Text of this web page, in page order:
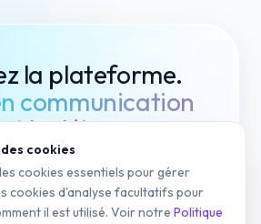
la plateforme.
communication
le déjeuner.
même support, même
que soit le forfait que
cookies
cookies essentiels pour gérer
cookies d'analyse facultatifs pour
il est utilisé. Voir notre Politique